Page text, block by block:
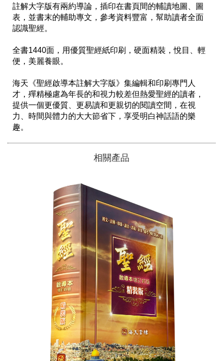
註解大字版有兩約導論，插印在書頁間的輔讀地圖、圖
表，並書末的輔助專文，參考資料豐富，幫助讀者全面
認識聖經。
全書1440面，用優質聖經紙印刷，硬面精裝，悅目、輕
便，美麗養眼。
海天《聖經啟導本註解大字版》集編輯和印刷專門人
才，殫精極慮為年長的和視力較差但熱愛聖經的讀者，
提供一個更優質、更易讀和更親切的閱讀空間，在視
力、時間與體力的大大節省下，享受明白神話語的樂
趣。
相關產品